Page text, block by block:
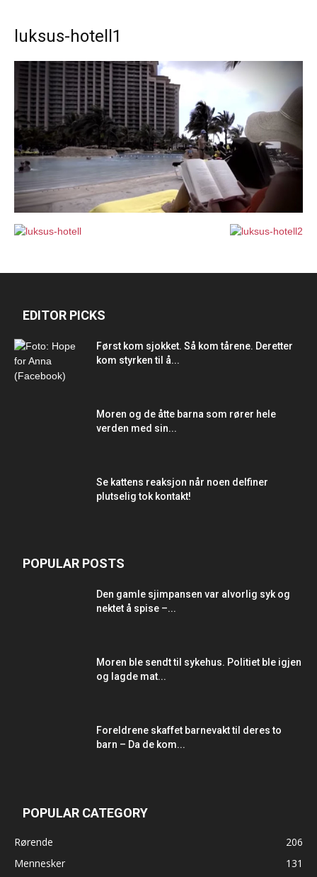
luksus-hotell1
EDITOR PICKS
Først kom sjokket. Så kom tårene. Deretter
kom styrken til å...
Moren og de åtte barna som rører hele
verden med sin...
Se kattens reaksjon når noen delfiner
plutselig tok kontakt!
POPULAR POSTS
Den gamle sjimpansen var alvorlig syk og
nektet å spise –...
Moren ble sendt til sykehus. Politiet ble igjen
og lagde mat...
Foreldrene skaffet barnevakt til deres to
barn – Da de kom...
POPULAR CATEGORY
Rørende
206
Mennesker
131